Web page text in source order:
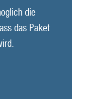
die
das Paket